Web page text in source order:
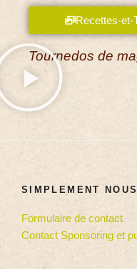
Recettes-et-
Tournedos de
SIMPLEMENT
Formulaire de contact
Contact Sponsoring et